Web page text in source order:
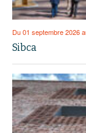
Du 01 septembre 2026
Sibca